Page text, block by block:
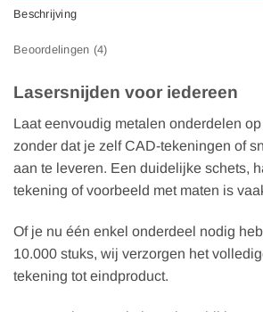
Beschrijving
Beoordelingen (4)
Lasersnijden voor iedereen
Laat eenvoudig metalen onderdelen
zonder dat je zelf CAD-tekeningen of
aan te leveren. Een duidelijke schets,
tekening of voorbeeld met maten is
Of je nu één enkel onderdeel nodig
10.000 stuks, wij verzorgen het
tekening tot eindproduct.